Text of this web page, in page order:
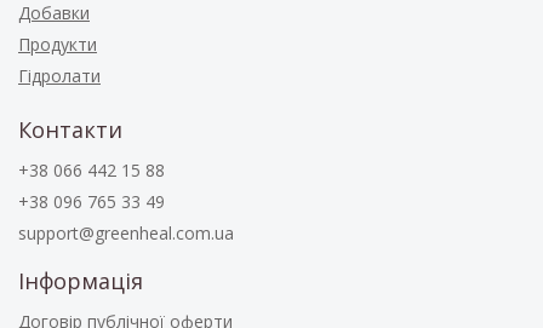
Добавки
Продукти
Гідролати
Контакти
+38 066 442 15 88
+38 096 765 33 49
support@greenheal.com.ua
Інформація
Договір публічної оферти